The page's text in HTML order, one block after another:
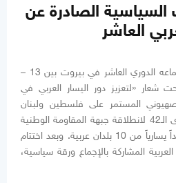
السياسية الصادرة عن
العاشر
عقد اللقاء اليساري العربي اجتماعه الدوري العاشر في بيروت بين 13 –
سبتمبر 2024، تحت شعار «لتعزيز دور اليسار العربي في
المستمر على فلسطين ولبنان
والمنطقة». بالتزامن مع الذكرى الـ42 لانطلاقة جبهة المقاومة الوطنية
اللبنانية. وذلك بحضور 20 وفداً يسارياً من 10 بلدان عربية. وبعد اختتام
المشاركة بالإجماع ورقة سياسية،